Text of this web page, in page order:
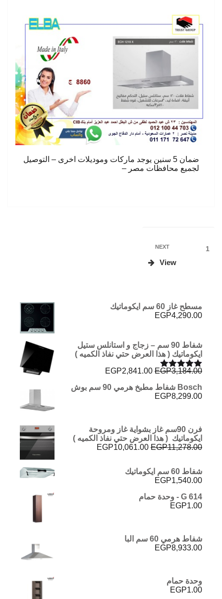
ضمان 5 سنين يوجد ماركات وموديلات اخرى – التوصيل
لجميع محافظات مصر –
Posts
pagination
1
Next
Post
NEXT
View
مسطح غاز 60 سم ايكوماتيك
EGP4,290.00
شفاط 90 سم – زجاج و استانلس ستيل
ايكوماتيك ( هذا العرض حتي نفاذ الكميه )
تم التقييم
5.00
من 5
EGP3,184.00
السعر
هو:
EGP2,841.00
هو:
Bosch شفاط مطبخ هرمي 90 سم بوش
EGP8,299.00
فرن 90سم غاز بشواية غاز ومروحة
ايكوماتيك ( هذا العرض حتي نفاذ الكميه )
EGP11,278.00
السعر
EGP11,278.00.
EGP10,061.00
EGP10,061.00.
شفاط 60 سم ايكوماتيك
EGP1,540.00
G 614 - وحدة حمام
EGP1.00
شفاط هرمي 60 سم البا
EGP8,933.00
وحدة حمام
EGP1.00